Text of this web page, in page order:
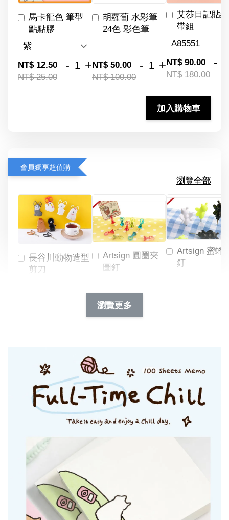
馬卡龍色 筆型
點點膠
NT$ 12.50
NT$ 25.00
- +
胡蘿蔔 水彩筆
24色 彩色筆
NT$ 50.00
NT$ 100.00
- +
艾莎日記貼
帶組
NT$ 90.00
NT$ 180.00
-
加入購物車
會員獨享超值購
瀏覽全部
長谷川動物造型
剪刀
Artsign 圓圈夾
圖釘
NT$ 19.00
NT$ 66.00
Artsign 蜜蜂
釘
瀏覽更多